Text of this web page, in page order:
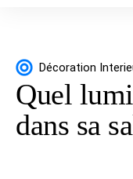
Décoration
Quel
dans sa